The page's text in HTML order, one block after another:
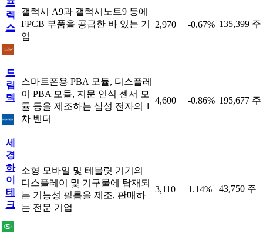
프
렉
스
갤럭시 A9과 갤럭시노트9 등에
FPCB 부품을 공급한 바 있는 기
업
2,970 -0.67% 135,399 주
드
림
텍
스마트폰용 PBA 모듈, 디스플레
이 PBA 모듈, 지문 인식 센서 모
듈 등을 제조하는 삼성 전자의 1
차 벤더
4,600 -0.86% 195,677 주
세
경
하
이
테
크
소형 모바일 및 테블릿 기기의
디스플레이 및 기구물에 탑재되
는 기능성 필름을 제조, 판매하
는 전문 기업
3,110 1.14% 43,750 주